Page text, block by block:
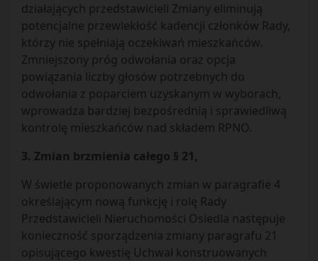
działających przedstawicieli Zmiany eliminują
potencjalne przewlekłość kadencji członków Rady,
którzy nie spełniają oczekiwań mieszkańców.
Zmniejszony próg odwołania oraz opcja
powiązania liczby głosów potrzebnych do
odwołania z poparciem uzyskanym w wyborach,
wprowadza bardziej bezpośrednią i sprawiedliwą
kontrolę mieszkańców nad składem RPNO.
3. Zmian brzmienia całego § 21,
W świetle proponowanych zmian w paragrafie 4
określającym nową funkcję i rolę Rady
Przedstawicieli Nieruchomości Osiedla następuje
konieczność sporządzenia zmiany paragrafu 21
opisującego kwestię Uchwał konstruowanych